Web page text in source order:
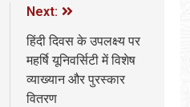
Next:
हिंदी दिवस के उपलक्ष्य पर
महर्षि यूनिवर्सिटी में विशेष
व्याख्यान और पुरस्कार
वितरण